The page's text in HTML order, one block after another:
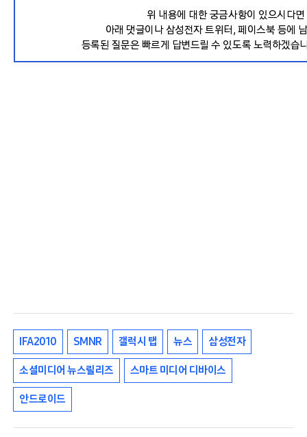
위 내용에 대한 궁금사항이 있으시다면
아래 댓글이나 삼성전자 트위터, 페이스북 등에
등록된 질문은 빠르게 답변드릴 수 있도록 노력하겠습
IFA2010 SMNR 갤럭시 탭 뉴스 삼성전자
소셜미디어 뉴스릴리즈 스마트 미디어 디바이스
안드로이드